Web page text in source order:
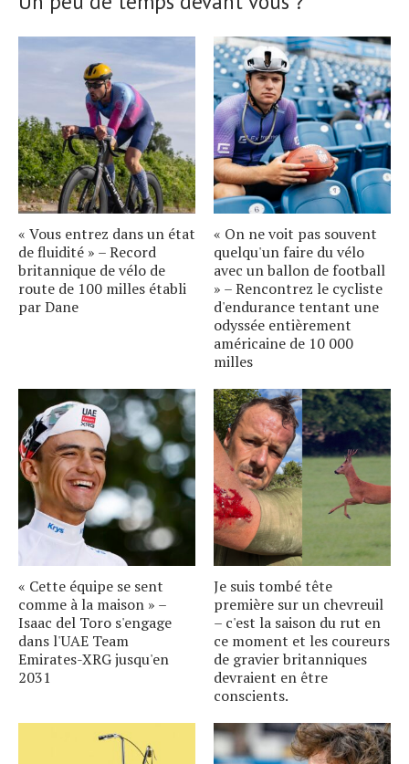
« Vous entrez dans un état
de fluidité » – Record
britannique de vélo de
route de 100 milles établi
par Dane
« On ne voit pas souvent
quelqu'un faire du vélo
avec un ballon de football
» – Rencontrez le cycliste
d'endurance tentant une
odyssée entièrement
américaine de 10 000
milles
« Cette équipe se sent
comme à la maison » –
Isaac del Toro s'engage
dans l'UAE Team
Emirates-XRG jusqu'en
2031
Je suis tombé tête
première sur un chevreuil
– c'est la saison du rut en
ce moment et les coureurs
de gravier britanniques
devraient en être
conscients.